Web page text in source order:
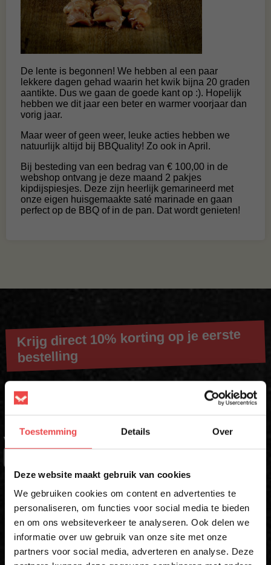
Toestemming Details Over
Deze website maakt gebruik van cookies
We gebruiken cookies om content en advertenties te
personaliseren, om functies voor social media te bieden
en om ons websiteverkeer te analyseren. Ook delen we
informatie over uw gebruik van onze site met onze
partners voor social media, adverteren en analyse. Deze
De lente is begonnen! We hebben al een paar
lekkere dagen gehad waarin het kwik bijna 20 graden
aantikte. Dus we gaan de goede kant op :). Hopelijk
hebben we dit jaar een beter en warmer voorjaar dan
vorig jaar.
Maar weer of geen weer, leuke acties hebben we
natuurlijk altijd bij BBQuality! Zo ook in April.
Bij besteding van een bedrag van € 100,00 in de
webshop ontvang je deze maand 2 pakjes
kipdijspiesjes. Deze zijn heerlijk gemarineerd met
onze eigen huisgemaakte saté marinade en gaan
perfect op de BBQ of in de pan. Dat wordt genieten!
10% korting op je
eerste bestelling*
Schrijf je in voor onze nieuwsbrief en ontvang direct
Krijg direct 10% korting op je eerste
bestelling
Schrijf je in voor onze nieuwsbrief en ontvang direct jouw
kortingscode voor 10% korting*
VOORNAAM
ACHTERNAAM
E-MAIL *